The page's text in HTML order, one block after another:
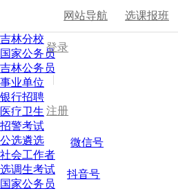
网站导航 选课报班
登录
|
注册
微信号
抖音号
吉林分校
国家公务员
吉林公务员
事业单位
银行招聘
医疗卫生
招警考试
公选遴选
社会工作者
选调生考试
国家公务员